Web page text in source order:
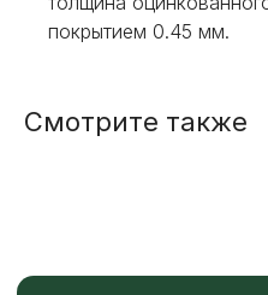
покрытием 0.45 мм.
Смотрите также
+7